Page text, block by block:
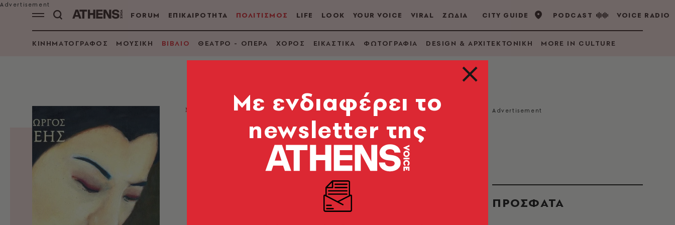
FORUM ΕΠΙΚΑΙΡΟΤΗΤΑ ΠΟΛΙΤΙΣΜΟΣ LIFE LOOK YOUR VOICE VIRAL ΖΩΔΙΑ CITY GUIDE PODCAST VOICE RADIO
ΚΙΝΗΜΑΤΟΓΡΑΦΟΣ ΜΟΥΣΙΚΗ ΒΙΒΛΙΟ ΘΕΑΤΡΟ - ΟΠΕΡΑ ΧΟΡΟΣ ΕΙΚΑΣΤΙΚΑ ΦΩΤΟΓΡΑΦΙΑ DESIGN & ΑΡΧΙΤΕΚΤΟΝΙΚΗ MORE IN CULTURE
ΜΥΘΙΣΤΟΡΗΜΑ
Κέδρος ΠΡΟΣΦΑΤΑ
Mε ενδιαφέρει το
newsletter της